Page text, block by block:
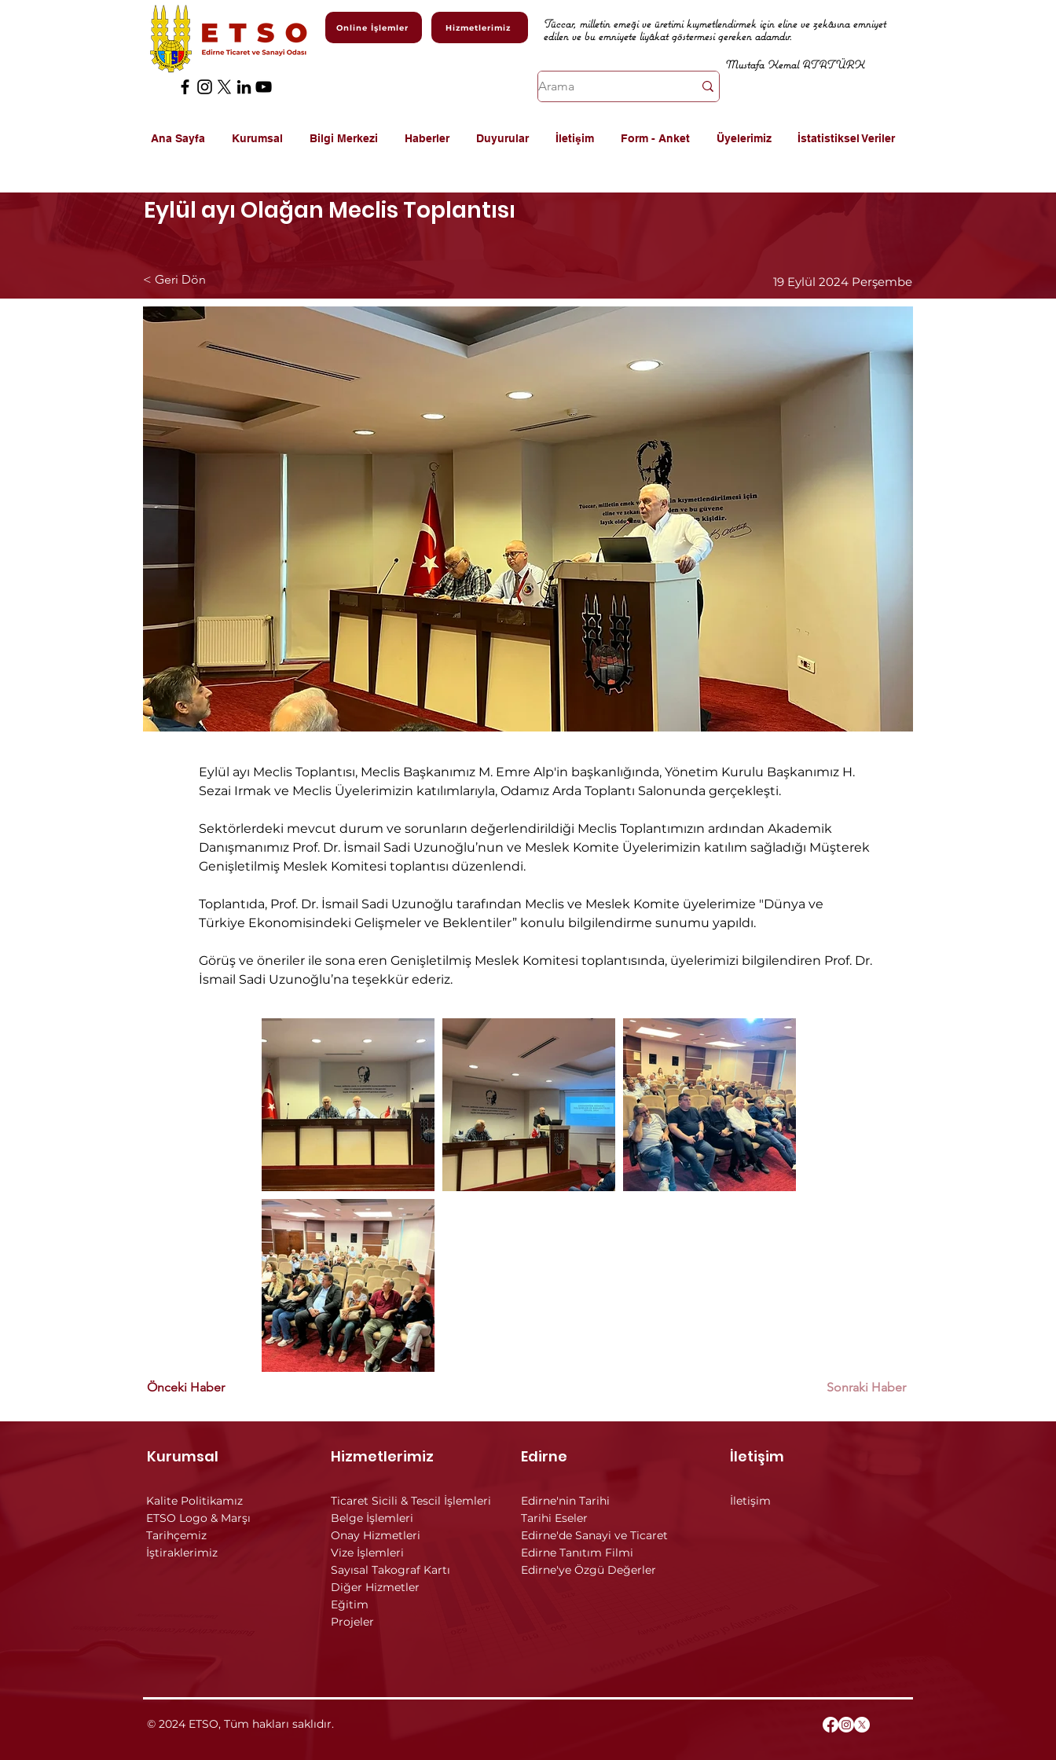
Online İşlemler Hizmetlerimiz
Tüccar, milletin emeği ve üretimi kıymetlendirmek için eline ve zekâsına emniyet
edilen ve bu emniyete liyâkat göstermesi gereken adamdır.
Mustafa Kemal ATATÜRK
Ana Sayfa Kurumsal Bilgi Merkezi Haberler Duyurular İletişim Form - Anket Üyelerimiz İstatistiksel Veriler
Eylül ayı Olağan Meclis Toplantısı
< Geri Dön 19 Eylül 2024 Perşembe
Eylül ayı Meclis Toplantısı, Meclis Başkanımız M. Emre Alp'in başkanlığında, Yönetim Kurulu Başkanımız H.
Sezai Irmak ve Meclis Üyelerimizin katılımlarıyla, Odamız Arda Toplantı Salonunda gerçekleşti.
Sektörlerdeki mevcut durum ve sorunların değerlendirildiği Meclis Toplantımızın ardından Akademik
Danışmanımız Prof. Dr. İsmail Sadi Uzunoğlu’nun ve Meslek Komite Üyelerimizin katılım sağladığı Müşterek
Genişletilmiş Meslek Komitesi toplantısı düzenlendi.
Toplantıda, Prof. Dr. İsmail Sadi Uzunoğlu tarafından Meclis ve Meslek Komite üyelerimize "Dünya ve
Türkiye Ekonomisindeki Gelişmeler ve Beklentiler” konulu bilgilendirme sunumu yapıldı.
Görüş ve öneriler ile sona eren Genişletilmiş Meslek Komitesi toplantısında, üyelerimizi bilgilendiren Prof. Dr.
İsmail Sadi Uzunoğlu’na teşekkür ederiz.
Önceki Haber Sonraki Haber
Kurumsal Hizmetlerimiz Edirne
Kalite Politikamız
ETSO Logo & Marşı
Tarihçemiz
İştiraklerimiz
Ticaret Sicili & Tescil İşlemleri
Belge İşlemleri
Onay Hizmetleri
Vize İşlemleri
Sayısal Takograf Kartı
Diğer Hizmetler
Eğitim
Projeler
Edirne'nin Tarihi
Tarihi Eseler
Edirne'de Sanayi ve Ticaret
Edirne Tanıtım Filmi
Edirne'ye Özgü Değerler
İletişim
İletişim
© 2024 ETSO, Tüm hakları saklıdır.